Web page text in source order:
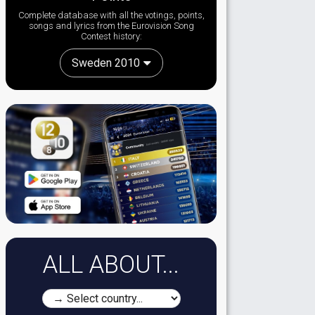
Complete database with all the votings, points,
songs and lyrics from the Eurovision Song
Contest history:
Sweden 2010
ALL ABOUT...